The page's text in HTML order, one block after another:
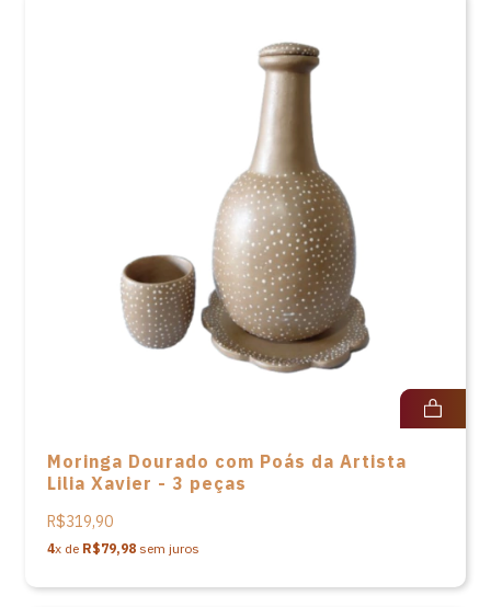
Moringa Dourado com Poás da Artista
Lilia Xavier - 3 peças
R$319,90
4x de R$79,98 sem juros